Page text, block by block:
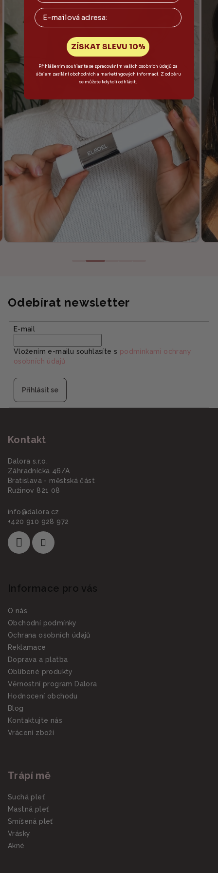
Odebírat newsletter
E-mail
Vložením e-mailu souhlasíte s podmínkami ochrany
osobních údajů
Přihlásit se
Kontakt
Dalora s.r.o.
Záhradnícka 46/A
Bratislava - městská část
Ružinov 821 08
info@dalora.cz
+420 910 928 972
Informace pro vás
O nás
Obchodní podmínky
Ochrana osobních údajů
Reklamace
Doprava a platba
Oblíbené produkty
Věrnostní program Dalora
Hodnocení obchodu
Blog
Kontaktujte nás
Vrácení zboží
Trápí mě
Suchá pleť
Mastná pleť
Smíšená pleť
Vrásky
Akné
Email
ZÍSKAT SLEVU 10%
Přihlášením souhlasíte se zpracováním vašich osobních údajů za
účelem zasílání obchodních a marketingových informací. Z odběru
se můžete kdykoli odhlásit.